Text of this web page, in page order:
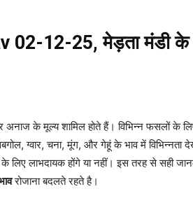
02-12-25, मेड़ता मंडी के
के मूल्य शामिल होते हैं। विभिन्न फसलों के
ग्वार, चना, मूंग, और गेहूं के भाव में
लाभदायक होंगे या नहीं। इस तरह से सही
रोजाना बदलते रहते है।